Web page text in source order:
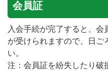
会員証
入会手続が完了すると、
が受けられますので、日ご
い。
注：会員証を紛失したり破